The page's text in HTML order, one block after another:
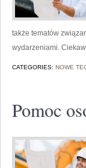
także tematów
wydarzeniami.
CATEGORIES: NOWE
Pomoc